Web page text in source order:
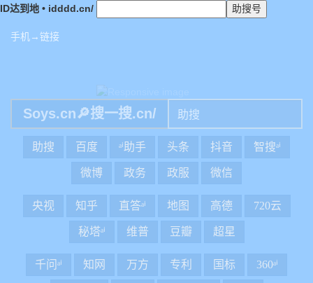
ID达到地 • idddd.cn/
手机→链接
Soys.cn🔎搜一搜.cn/